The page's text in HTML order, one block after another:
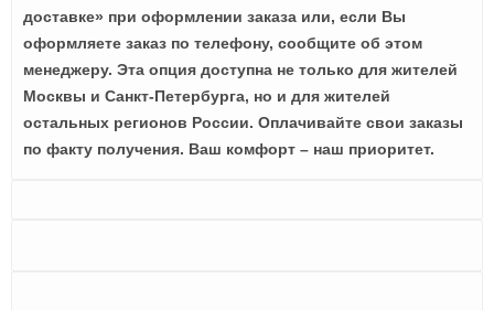
доставке» при оформлении заказа или, если Вы
оформляете заказ по телефону, сообщите об этом
менеджеру. Эта опция доступна не только для жителей
Москвы и Санкт-Петербурга, но и для жителей
остальных регионов России. Оплачивайте свои заказы
по факту получения. Ваш комфорт – наш приоритет.